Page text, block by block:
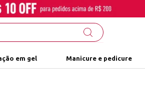
em gel Manicure e pedicure